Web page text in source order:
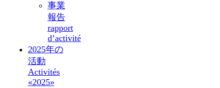
事業
報告
rapport
d’activité
2025年の
活動
Activités
«2025»